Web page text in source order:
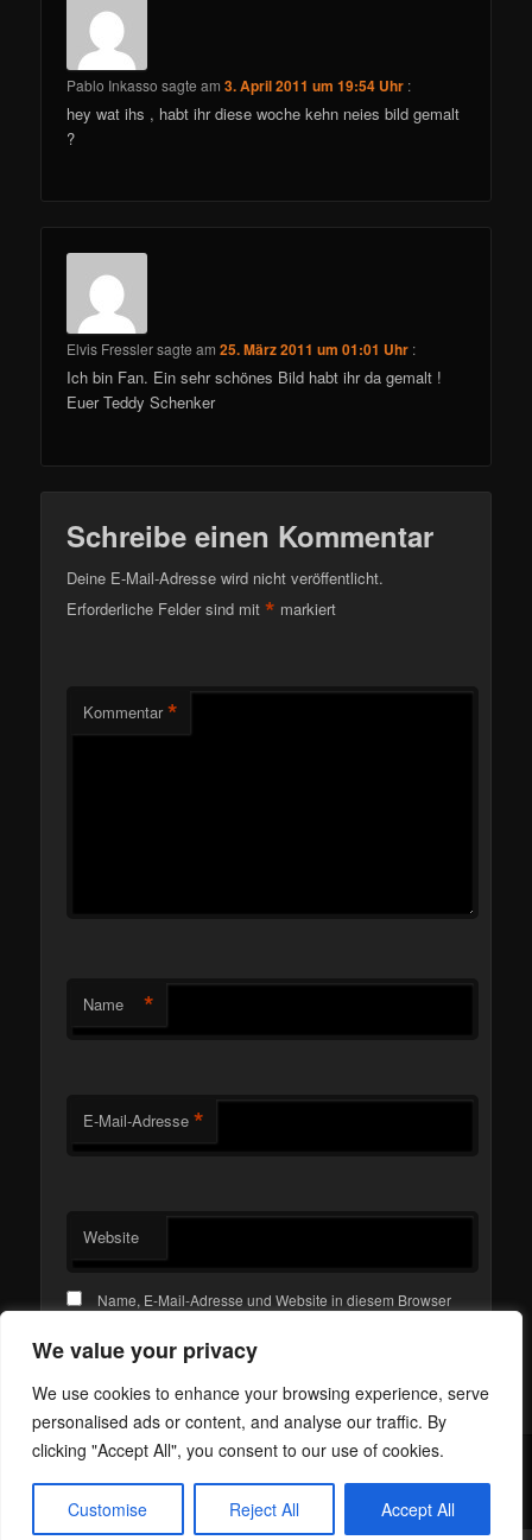
We value your privacy
We use cookies to enhance your browsing experience, serve
personalised ads or content, and analyse our traffic. By
clicking "Accept All", you consent to our use of cookies.
Customise Reject All Accept All
Pablo Inkasso sagte am3. April 2011 um 19:54 Uhr :
hey wat ihs , habt ihr diese woche kehn neies bild gemalt
?
Elvis Fresslersagte am25. März 2011 um 01:01 Uhr :
Ich bin Fan. Ein sehr schönes Bild habt ihr da gemalt !
Euer Teddy Schenker
Schreibe einen Kommentar
Deine E-Mail-Adresse wird nicht veröffentlicht.
Erforderliche Felder sind mit* markiert
Kommentar *
Name *
E-Mail-Adresse *
Website
Name, E-Mail-Adresse und Website in diesem Browser
Mit Stolz präsentiert von WordPress